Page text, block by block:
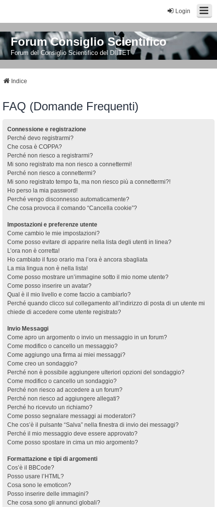
Login
Forum Consiglio Scientifico
Forum del Consiglio Scientifico del DIITET
Indice
FAQ (Domande Frequenti)
Connessione e registrazione
Perché devo registrarmi?
Che cosa è COPPA?
Perché non riesco a registrarmi?
Mi sono registrato ma non riesco a connettermi!
Perché non riesco a connettermi?
Mi sono registrato tempo fa, ma non riesco più a connettermi?!
Ho perso la mia password!
Perché vengo disconnesso automaticamente?
Che cosa provoca il comando “Cancella cookie”?
Impostazioni e preferenze utente
Come cambio le mie impostazioni?
Come posso evitare di apparire nella lista degli utenti in linea?
L’ora non è corretta!
Ho cambiato il fuso orario ma l’ora è ancora sbagliata
La mia lingua non è nella lista!
Come posso mostrare un’immagine sotto il mio nome utente?
Come posso inserire un avatar?
Qual è il mio livello e come faccio a cambiarlo?
Perché quando clicco sul collegamento all’indirizzo di posta di un utente mi
chiede di accedere come utente registrato?
Invio Messaggi
Come apro un argomento o invio un messaggio in un forum?
Come modifico o cancello un messaggio?
Come aggiungo una firma ai miei messaggi?
Come creo un sondaggio?
Perché non è possibile aggiungere ulteriori opzioni del sondaggio?
Come modifico o cancello un sondaggio?
Perché non riesco ad accedere a un forum?
Perché non riesco ad aggiungere allegati?
Perché ho ricevuto un richiamo?
Come posso segnalare messaggi ai moderatori?
Che cos’è il pulsante “Salva” nella finestra di invio dei messaggi?
Perché il mio messaggio deve essere approvato?
Come posso spostare in cima un mio argomento?
Formattazione e tipi di argomenti
Cos’è il BBCode?
Posso usare l’HTML?
Cosa sono le emoticon?
Posso inserire delle immagini?
Che cosa sono gli annunci globali?